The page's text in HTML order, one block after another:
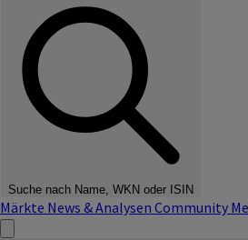
Suche nach Name, WKN oder ISIN
Märkte News & Analysen Community